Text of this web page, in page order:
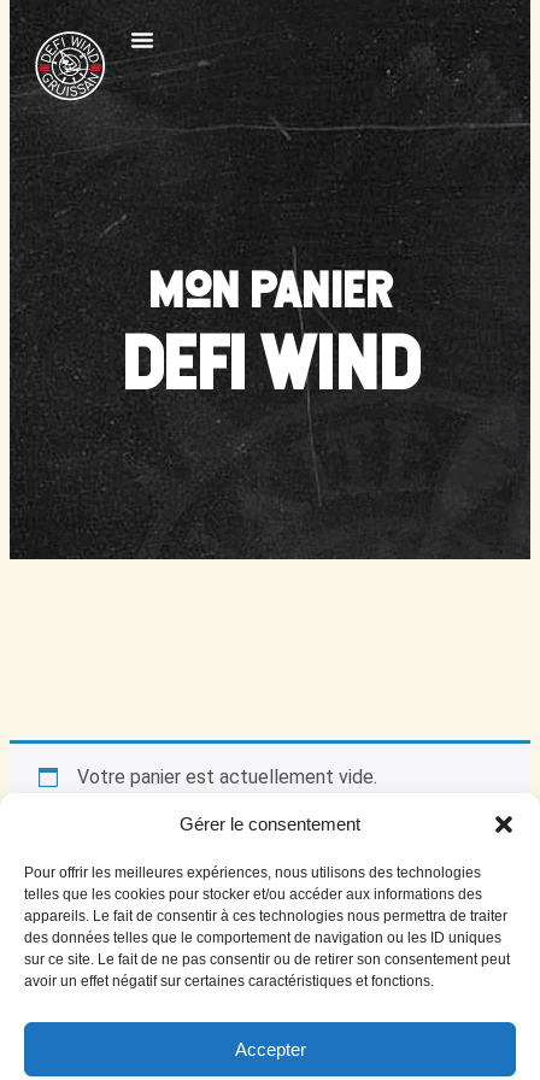
Gérer le consentement
Pour offrir les meilleures expériences, nous utilisons des technologies
telles que les cookies pour stocker et/ou accéder aux informations des
appareils. Le fait de consentir à ces technologies nous permettra de traiter
des données telles que le comportement de navigation ou les ID uniques
sur ce site. Le fait de ne pas consentir ou de retirer son consentement peut
avoir un effet négatif sur certaines caractéristiques et fonctions.
Accepter
Mon panier
DEFI WIND
Votre panier est actuellement vide.
Retour à la boutique
Partenaires
Privacy Statement (EU)